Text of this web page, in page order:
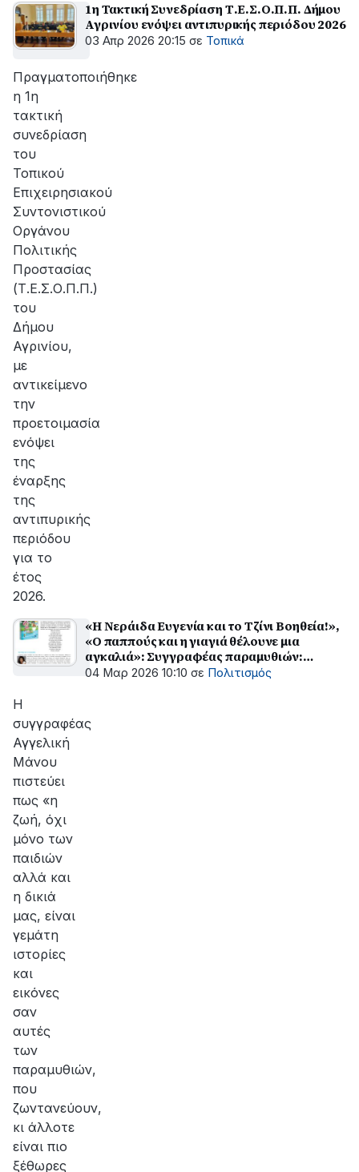
1η Τακτική Συνεδρίαση Τ.Ε.Σ.Ο.Π.Π. Δήμου
Αγρινίου ενόψει αντιπυρικής περιόδου 2026
03 Απρ 2026 20:15 σε Τοπικά
Πραγματοποιήθηκε
η 1η
τακτική
συνεδρίαση
του
Τοπικού
Επιχειρησιακού
Συντονιστικού
Οργάνου
Πολιτικής
Προστασίας
(Τ.Ε.Σ.Ο.Π.Π.)
του
Δήμου
Αγρινίου,
με
αντικείμενο
την
προετοιμασία
ενόψει
της
έναρξης
της
αντιπυρικής
περιόδου
για το
έτος
2026.
«Η Νεράιδα Ευγενία και το Τζίνι Βοηθεία!»,
«Ο παππούς και η γιαγιά θέλουνε μια
αγκαλιά»: Συγγραφέας παραμυθιών:
Αγγελική Μάνου - Εκδόσεις Yδροπλάνο
04 Μαρ 2026 10:10 σε Πολιτισμός
Η
συγγραφέας
Αγγελική
Μάνου
πιστεύει
πως «η
ζωή, όχι
μόνο των
παιδιών
αλλά και
η δικιά
μας, είναι
γεμάτη
ιστορίες
και
εικόνες
σαν
αυτές
των
παραμυθιών,
που
ζωντανεύουν,
κι άλλοτε
είναι πιο
ξέθωρες